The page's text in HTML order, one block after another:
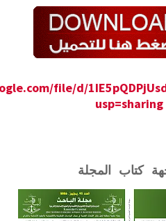
file/d/
usp=sharing
كتاب المجلة